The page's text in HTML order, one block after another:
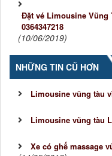
Đặt vé Limousine Vũng
0364347218
(10/06/2019)
NHỮNG TIN CŨ HƠN
Limousine vũng tàu
Limousine vũng tàu
Xe có ghế massage